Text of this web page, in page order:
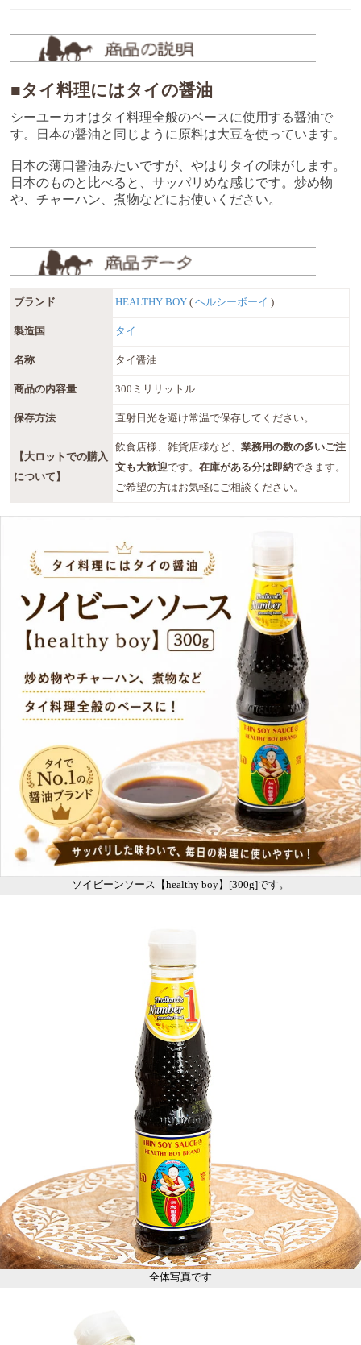
■タイ料理にはタイの醤油
シーユーカオはタイ料理全般のベースに使用する醤油で
す。日本の醤油と同じように原料は大豆を使っています。
日本の薄口醤油みたいですが、やはりタイの味がします。
日本のものと比べると、サッパリめな感じです。炒め物
や、チャーハン、煮物などにお使いください。
ブランド HEALTHY BOY (ヘルシーボーイ )
製造国 タイ
名称 タイ醤油
商品の内容量 300ミリリットル
保存方法 直射日光を避け常温で保存してください。
【大ロットでの購入
について】
飲食店様、雑貨店様など、業務用の数の多いご注
文も大歓迎です。在庫がある分は即納できます。
ご希望の方はお気軽にご相談ください。
ソイビーンソース【healthy boy】[300g]です。
全体写真です